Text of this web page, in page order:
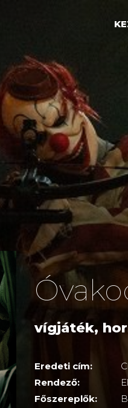
vígjáték,
Eredeti cím:
Rendező:
Főszereplők: